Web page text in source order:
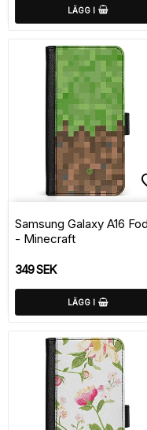
LÄGG I
Samsung Galaxy A16
- Minecraft
349 SEK
LÄGG I